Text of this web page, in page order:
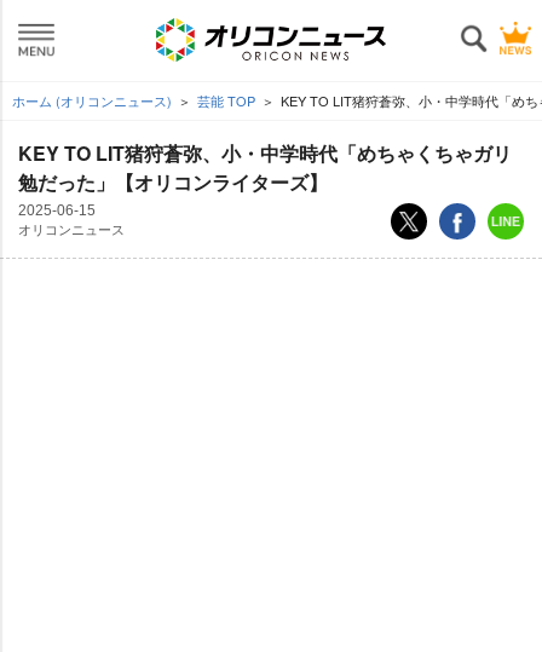
ホーム (オリコンニュース) 芸能 TOP KEY TO LIT猪狩蒼弥、小・中学時代「め
KEY TO LIT猪狩蒼弥、小・中学時代「めちゃくちゃガリ
勉だった」【オリコンライターズ】
2025-06-15
オリコンニュース